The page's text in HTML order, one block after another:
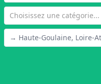
Choisissez une catégorie...
→ Haute-Goulaine, Loire-